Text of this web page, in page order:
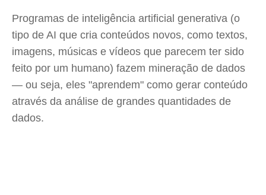
Programas de inteligência artificial generativa (o
tipo de AI que cria conteúdos novos, como textos,
imagens, músicas e vídeos que parecem ter sido
feito por um humano) fazem mineração de dados
— ou seja, eles "aprendem" como gerar conteúdo
através da análise de grandes quantidades de
dados.